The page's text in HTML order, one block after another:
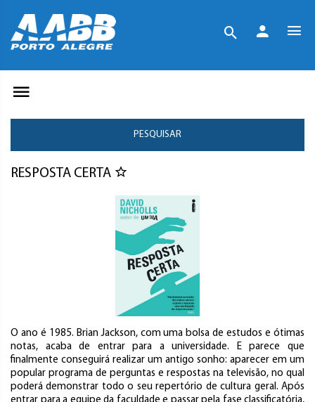
PESQUISAR
RESPOSTA CERTA
O ano é 1985. Brian Jackson, com uma bolsa de estudos e ótimas
notas, acaba de entrar para a universidade. E parece que
finalmente conseguirá realizar um antigo sonho: aparecer em um
popular programa de perguntas e respostas na televisão, no qual
poderá demonstrar todo o seu repertório de cultura geral. Após
entrar para a equipe da faculdade e passar pela fase classificatória,